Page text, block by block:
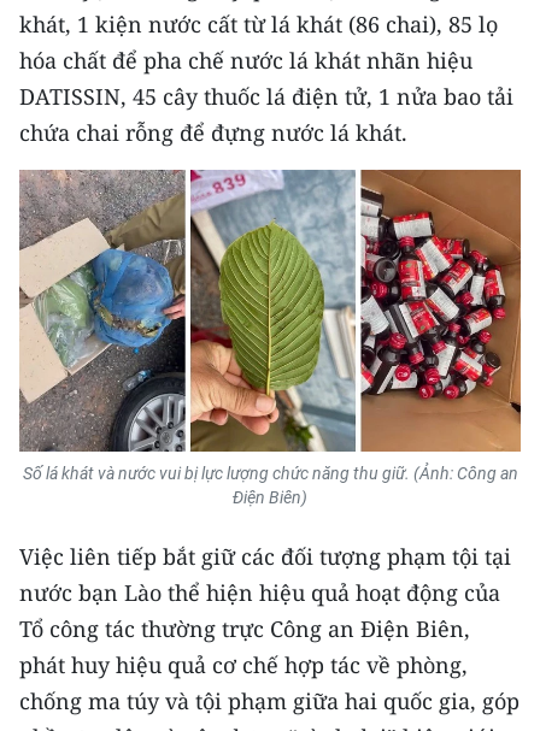
CHUYÊN ĐỀ
CÁC CHUYÊN TRANG
VỀ BÁO NHÂN DÂN
THỜI NAY
NHÂN DÂN CUỐI TUẦN
NHÂN DÂN HẰNG THÁNG
MUA BÁO
ĐỌC BÁO IN
ENGLISH
中文
FRANÇAIS
khát, 1 kiện nước cất từ lá khát (86 chai), 85 lọ
hóa chất để pha chế nước lá khát nhãn hiệu
DATISSIN, 45 cây thuốc lá điện tử, 1 nửa bao tải
chứa chai rỗng để đựng nước lá khát.
Số lá khát và nước vui bị lực lượng chức năng thu giữ. (Ảnh: Công an
Điện Biên)
Việc liên tiếp bắt giữ các đối tượng phạm tội tại
nước bạn Lào thể hiện hiệu quả hoạt động của
Tổ công tác thường trực Công an Điện Biên,
phát huy hiệu quả cơ chế hợp tác về phòng,
chống ma túy và tội phạm giữa hai quốc gia, góp